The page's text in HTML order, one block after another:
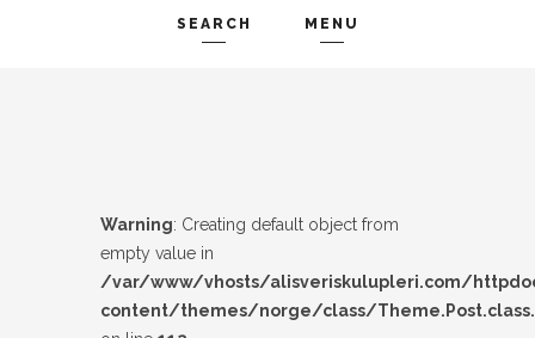
SEARCH MENU
Warning: Creating default object from
empty value in
/var/www/vhosts/alisveriskulupleri.com/
content/themes/norge/class/